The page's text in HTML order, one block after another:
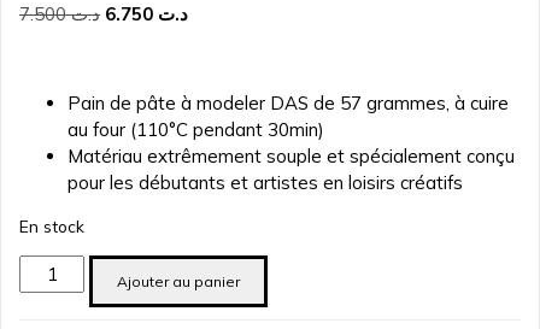
د.ت7.500
Le
était :
د.ت 7.500.
د.تLe
د.ت 6.750.
Pain de pâte à modeler DAS de 57 grammes, à cuire
au four (110°C pendant 30min)
Matériau extrêmement souple et spécialement conçu
pour les débutants et artistes en loisirs créatifs
En stock
quantité
de
Ajouter au panier